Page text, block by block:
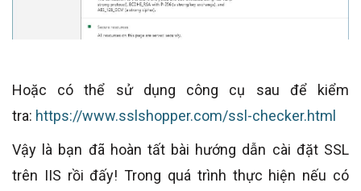
Hoặc có thể sử dụng công cụ sau để kiểm
tra: https://www.sslshopper.com/ssl-checker.html
Vậy là bạn đã hoàn tất bài hướng dẫn cài đặt SSL
trên IIS rồi đấy! Trong quá trình thực hiện nếu có